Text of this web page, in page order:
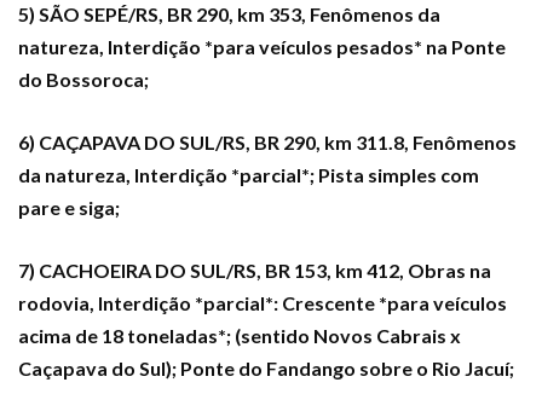
5) SÃO SEPÉ/RS, BR 290, km 353, Fenômenos da
natureza, Interdição *para veículos pesados* na Ponte
do Bossoroca;
6) CAÇAPAVA DO SUL/RS, BR 290, km 311.8, Fenômenos
da natureza, Interdição *parcial*; Pista simples com
pare e siga;
7) CACHOEIRA DO SUL/RS, BR 153, km 412, Obras na
rodovia, Interdição *parcial*: Crescente *para veículos
acima de 18 toneladas*; (sentido Novos Cabrais x
Caçapava do Sul); Ponte do Fandango sobre o Rio Jacuí;